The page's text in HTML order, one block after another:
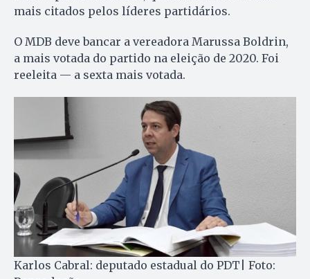
mais citados pelos líderes partidários.
O MDB deve bancar a vereadora Marussa Boldrin,
a mais votada do partido na eleição de 2020. Foi
reeleita — a sexta mais votada.
Karlos Cabral: deputado estadual do PDT| Foto: